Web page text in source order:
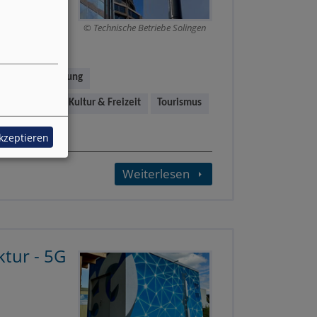
Technische Betriebe Solingen
& Beschäftigung
Forschung Kultur & Freizeit Tourismus
Weiterlesen
- 5G